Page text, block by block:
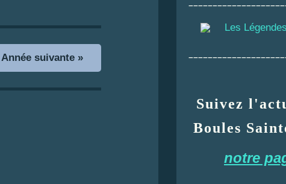
Année suivante »
Les
Suivez
Boules
notre